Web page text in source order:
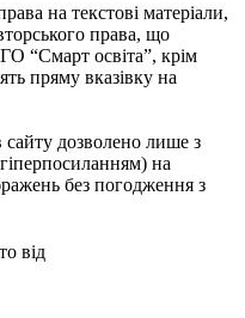
на текстові матеріали,
права, що
“Смарт освіта”, крім
пряму вказівку на
сайту дозволено лише з
на
без погодження з
від